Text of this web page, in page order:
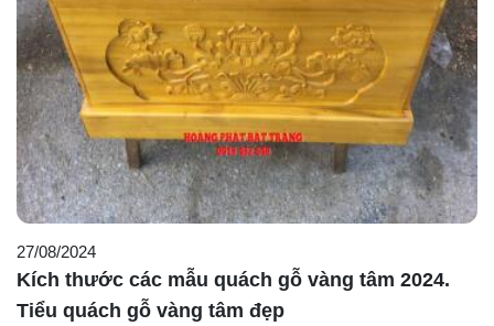
27/08/2024
Kích thước các mẫu quách gỗ vàng tâm 2024.
Tiểu quách gỗ vàng tâm đẹp